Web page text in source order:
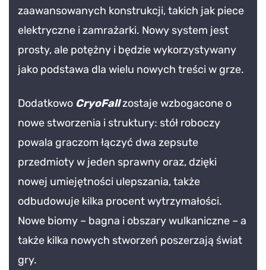
zaawansowanych konstrukcji, takich jak piece
elektryczne i zamrażarki. Nowy system jest
prosty, ale potężny i będzie wykorzystywany
jako podstawa dla wielu nowych treści w grze.
Dodatkowo CryoFallzostaje wzbogacone o
nowe stworzenia i struktury: stół roboczy
powala graczom łączyć dwa zepsute
przedmioty w jeden sprawny oraz, dzięki
nowej umiejętności ulepszania, także
odbudowuje kilka procent wytrzymałości.
Nowe biomy – bagna i obszary wulkaniczne – a
także kilka nowych stworzeń poszerzają świat
gry.